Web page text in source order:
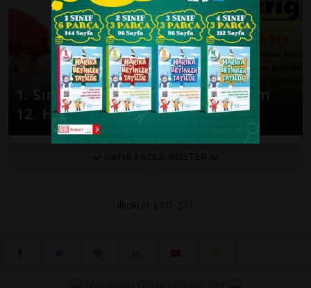
1. Sınıf Günlük Ödevler 2. Dönem
12. Hafta